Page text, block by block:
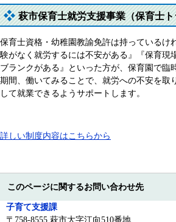
萩市保育士就労支援事業（保育士
保育士資格・幼稚園教諭免許は持っているけ
験がなく就労するには不安がある』『保育現
ブランクがある』といった方が、保育園で臨
期間、働いてみることで、就労への不安を取
して就業できるようサポートします。
詳しい制度内容はこちらから
このページに関するお問い合わせ先
子育て支援課
〒758-8555 萩市大字江向510番地